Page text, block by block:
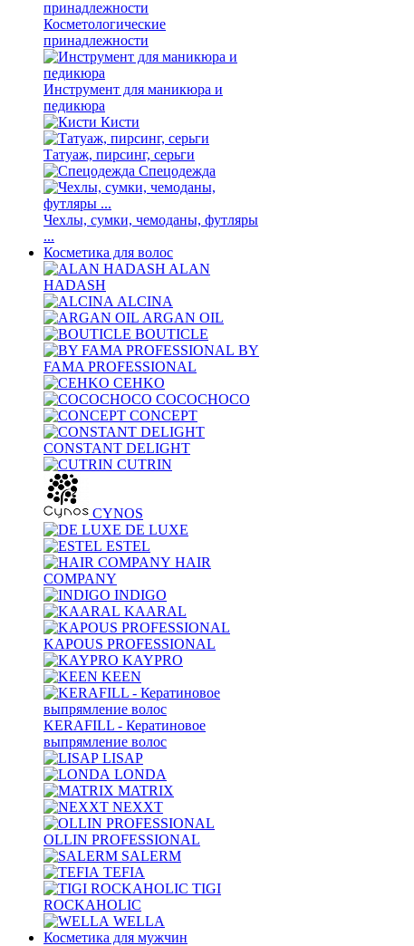
Косметологические
принадлежности
Инструмент для маникюра и
педикюра
Кисти
Татуаж, пирсинг, серьги
Спецодежда
Чехлы, сумки, чемоданы, футляры
...
Косметика для волос
ALAN
HADASH
ALCINA
ARGAN OIL
BOUTICLE
BY
FAMA PROFESSIONAL
CEHKO
COCOCHOCO
CONCEPT
CONSTANT DELIGHT
CUTRIN
CYNOS
DE LUXE
ESTEL
HAIR
COMPANY
INDIGO
KAARAL
KAPOUS PROFESSIONAL
KAYPRO
KEEN
KERAFILL - Кератиновое
выпрямление волос
LISAP
LONDA
MATRIX
NEXXT
OLLIN PROFESSIONAL
SALERM
TEFIA
TIGI
ROCKAHOLIC
WELLA
Косметика для мужчин